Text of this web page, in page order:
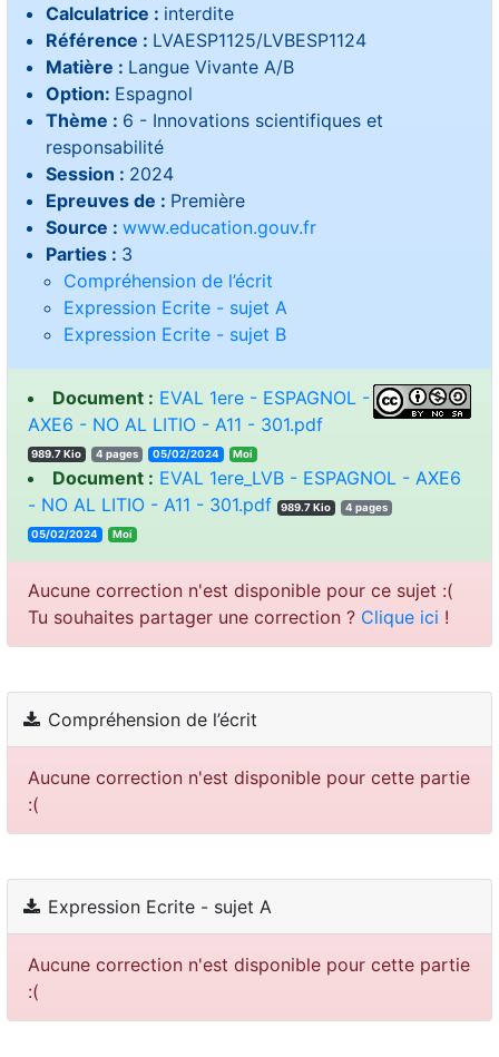
Calculatrice : interdite
Référence : LVAESP1125/LVBESP1124
Matière : Langue Vivante A/B
Option: Espagnol
Thème : 6 - Innovations scientifiques et
responsabilité
Session : 2024
Epreuves de : Première
Source : www.education.gouv.fr
Parties : 3
Compréhension de l’écrit
Expression Ecrite - sujet A
Expression Ecrite - sujet B
Document : EVAL 1ere - ESPAGNOL -
AXE6 - NO AL LITIO - A11 - 301.pdf
989.7 Kio 4 pages 05/02/2024 ioM
Document : EVAL 1ere_LVB - ESPAGNOL - AXE6
- NO AL LITIO - A11 - 301.pdf
989.7 Kio 4 pages
05/02/2024 ioM
Aucune correction n'est disponible pour ce sujet :(
Tu souhaites partager une correction ? Clique ici !
Compréhension de l’écrit
Aucune correction n'est disponible pour cette partie
:(
Expression Ecrite - sujet A
Aucune correction n'est disponible pour cette partie
:(